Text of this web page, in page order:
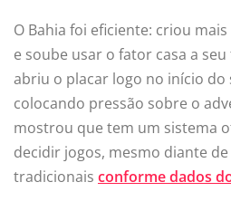
O Bahia foi eficiente: criou
e soube usar o fator casa a seu
abriu o placar logo no início do
colocando pressão sobre o
mostrou que tem um sistema
decidir jogos, mesmo diante
tradicionais conforme dados